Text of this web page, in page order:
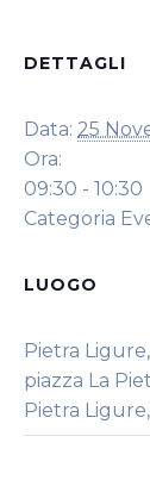
DETTAGLI
Data: 25
Ora:
09:30 - 10:30
Categoria
LUOGO
Pietra
piazza La
Pietra Ligure,